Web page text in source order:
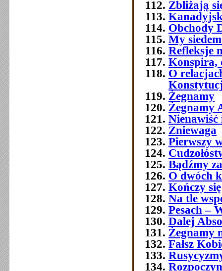
Zbliżają
Obchody
My
Refleksje
Konspira,
O
Żegnamy
Żegnamy
Nienawiść
Zniewaga
Pierwszy
Bądźmy
O dwóch
Kończy
Na tle
Pesach –
Dalej
Żegnamy
Fałsz